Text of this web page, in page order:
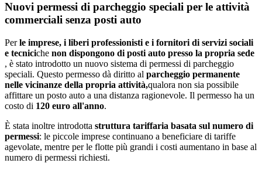
Nuovi permessi di parcheggio speciali per le attività
commerciali senza posti auto
Perle imprese, i liberi professionisti e i fornitori di servizi sociali
e tecniciche non dispongono di posti auto presso la propria sede
, è stato introdotto un nuovo sistema di permessi di parcheggio
speciali. Questo permesso dà diritto al parcheggio permanente
nelle vicinanze della propria attività,qualora non sia possibile
affittare un posto auto a una distanza ragionevole. Il permesso ha un
costo di 120 euro all'anno.
È stata inoltre introdotta struttura tariffaria basata sul numero di
permessi: le piccole imprese continuano a beneficiare di tariffe
agevolate, mentre per le flotte più grandi i costi aumentano in base al
numero di permessi richiesti.